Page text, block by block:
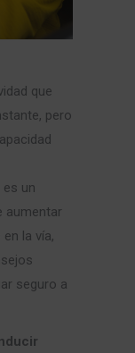
que
pero
un
aumentar
la vía,
seguro a